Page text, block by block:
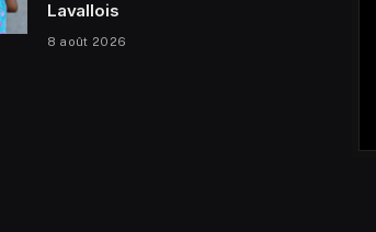
Lavallois
8 août 2026